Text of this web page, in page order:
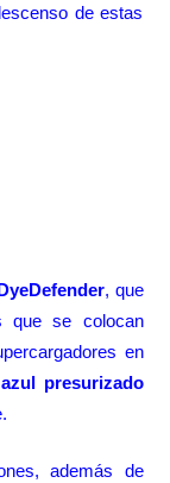
de estas
, que
que se colocan
en
presurizado
además de